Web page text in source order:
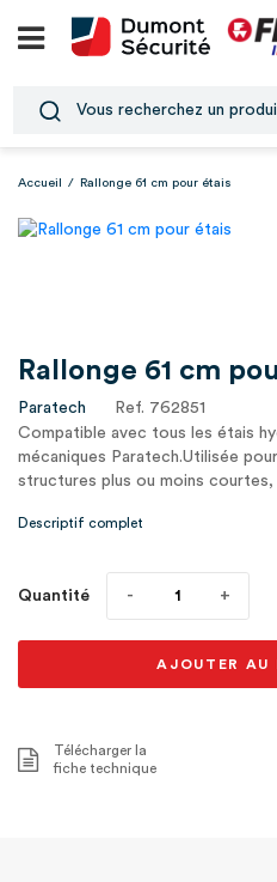
Accueil / Rallonge 61 cm pour étais
Rallonge 61 cm
Paratech
Ref. 762851
Compatible avec tous les étais
mécaniques Paratech.Utilisée
structures plus ou moins courtes,
Descriptif complet
Quantité
AJOUTER AU
Télécharger la
fiche technique